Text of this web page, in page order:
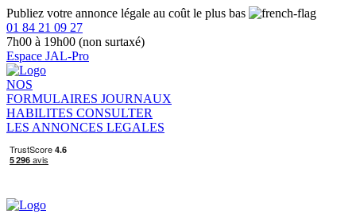
Publiez votre annonce légale au coût le plus bas
01 84 21 09 27
7h00 à 19h00 (non surtaxé)
Espace JAL-Pro
NOS
FORMULAIRES JOURNAUX
HABILITES CONSULTER
LES ANNONCES LEGALES